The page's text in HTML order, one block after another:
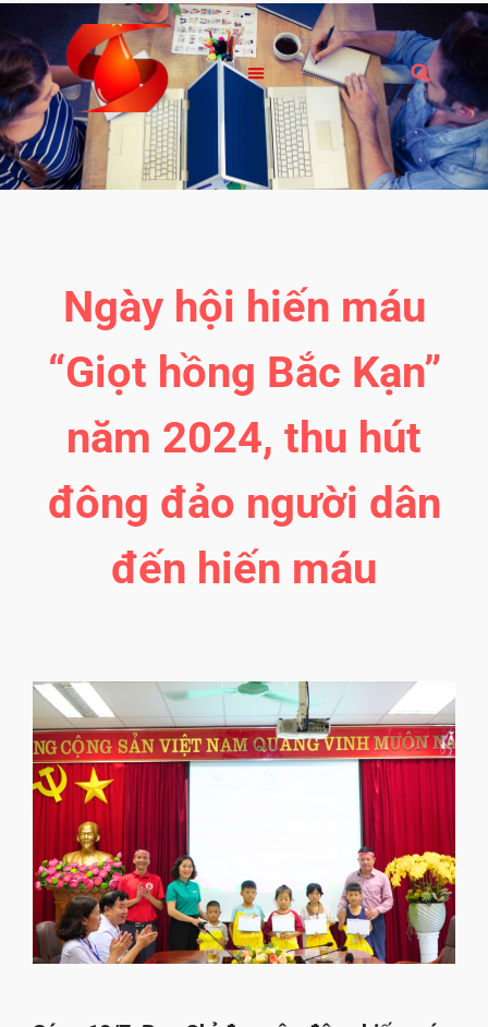
Ngày hội hiến máu
“Giọt hồng Bắc Kạn”
năm 2024, thu hút
đông đảo người dân
đến hiến máu